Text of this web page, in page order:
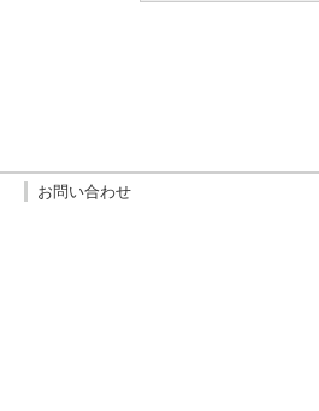
お問い合わせ